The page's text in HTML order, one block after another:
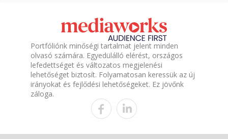
Portfóliónk minőségi tartalmat jelent minden
olvasó számára. Egyedülálló elérést, országos
lefedettséget és változatos megjelenési
lehetőséget biztosít. Folyamatosan keressük az új
irányokat és fejlődési lehetőségeket. Ez jövőnk
záloga.